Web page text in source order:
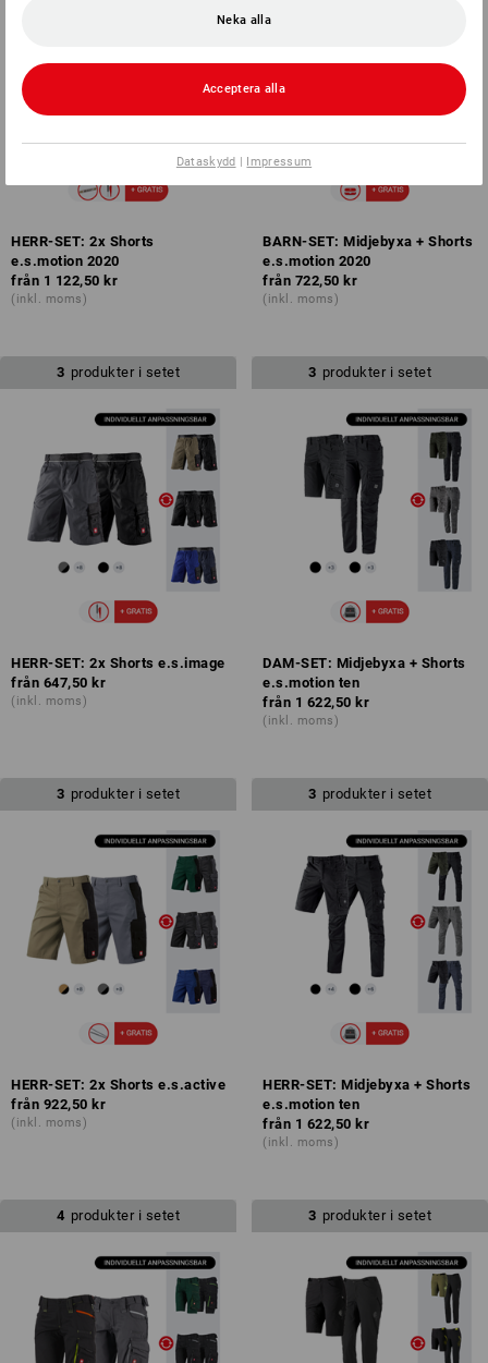
HERR-SET: 2x Shorts
e.s.motion 2020
från 1 122,50 kr
(inkl. moms)
BARN-SET: Midjebyxa + Shorts
e.s.motion 2020
från 722,50 kr
(inkl. moms)
3 produkter i setet
HERR-SET: 2x Shorts e.s.image
från 647,50 kr
(inkl. moms)
3 produkter i setet
DAM-SET: Midjebyxa + Shorts
e.s.motion ten
från 1 622,50 kr
(inkl. moms)
3 produkter i setet
HERR-SET: 2x Shorts e.s.active
från 922,50 kr
(inkl. moms)
3 produkter i setet
HERR-SET: Midjebyxa + Shorts
e.s.motion ten
från 1 622,50 kr
(inkl. moms)
4 produkter i setet 3 produkter i setet
Neka alla
Acceptera alla
Dataskydd | Impressum